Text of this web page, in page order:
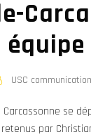
USC communication
Carcassonne se
par